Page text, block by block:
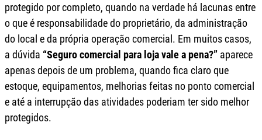
protegido por completo, quando na verdade há lacunas entre
o que é responsabilidade do proprietário, da administração
do local e da própria operação comercial. Em muitos casos,
a dúvida “Seguro comercial para loja vale a pena?” aparece
apenas depois de um problema, quando fica claro que
estoque, equipamentos, melhorias feitas no ponto comercial
e até a interrupção das atividades poderiam ter sido melhor
protegidos.